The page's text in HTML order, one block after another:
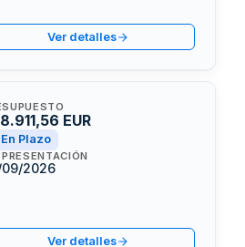
Ver detalles
EUR
En Plazo
2026
Ver detalles